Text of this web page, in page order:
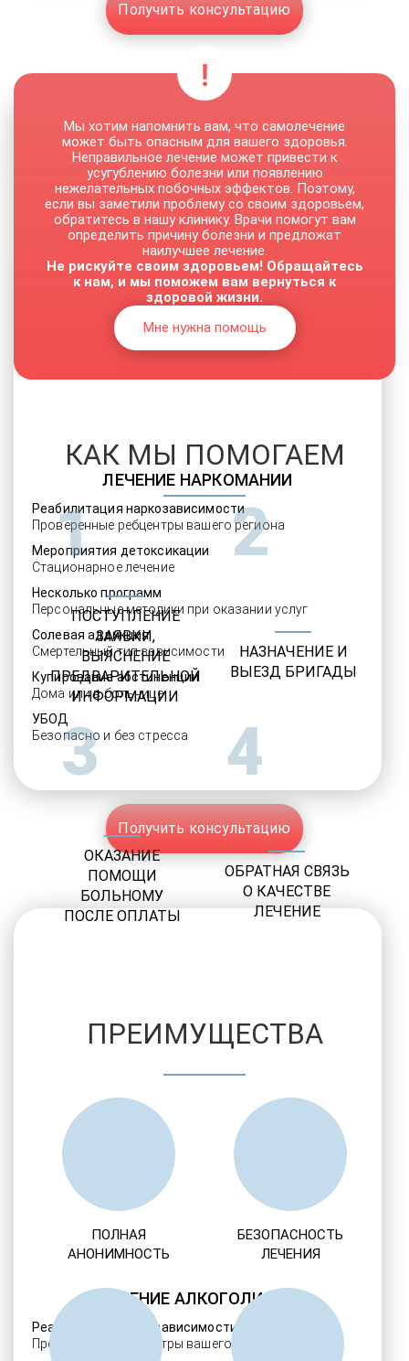
Получить консультацию
ЛЕЧЕНИЕ НАРКОМАНИИ
Реабилитация наркозависимости
Проверенные ребцентры вашего региона
Мероприятия детоксикации
Стационарное лечение
Несколько программ
Персональные методики при оказании услуг
Солевая аддикция
Смертельный тип зависимости
Купирование абстиненции
Дома или в больнице
УБОД
Безопасно и без стресса
Получить консультацию
ЛЕЧЕНИЕ АЛКОГОЛИЗМА
Реабилитация алкозависимости
Проверенные ребцентры вашего региона
Мы хотим напомнить вам, что самолечение
может быть опасным для вашего здоровья.
Неправильное лечение может привести к
усугублению болезни или появлению
нежелательных побочных эффектов. Поэтому,
если вы заметили проблему со своим здоровьем,
обратитесь в нашу клинику. Врачи помогут вам
определить причину болезни и предложат
наилучшее лечение.
Не рискуйте своим здоровьем! Обращайтесь
к нам, и мы поможем вам вернуться к
здоровой жизни.
Мне нужна помощь
КАК МЫ ПОМОГАЕМ
1
ПОСТУПЛЕНИЕ
ЗАЯВКИ,
ВЫЯСНЕНИЕ
ПРЕДВАРИТЕЛЬНОЙ
ИНФОРМАЦИИ
2
НАЗНАЧЕНИЕ И
ВЫЕЗД БРИГАДЫ
3
ОКАЗАНИЕ
ПОМОЩИ
БОЛЬНОМУ
ПОСЛЕ ОПЛАТЫ
4
ОБРАТНАЯ СВЯЗЬ
О КАЧЕСТВЕ
ЛЕЧЕНИЕ
ПРЕИМУЩЕСТВА
ПОЛНАЯ
АНОНИМНОСТЬ
БЕЗОПАСНОСТЬ
ЛЕЧЕНИЯ